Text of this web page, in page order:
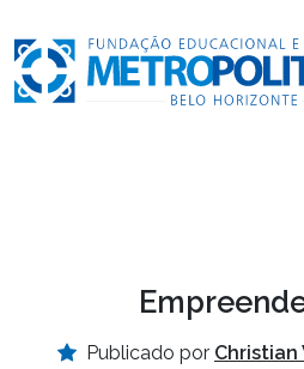
Publicado por Christian